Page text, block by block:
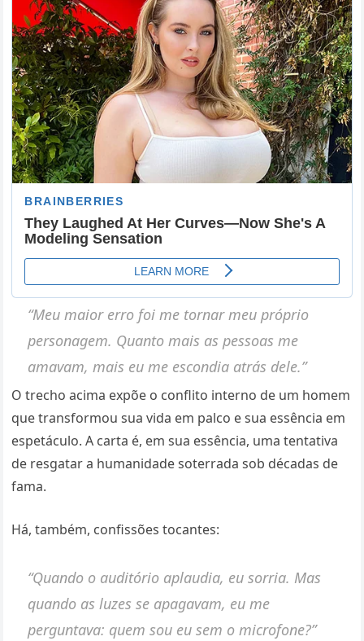
“Meu maior erro foi me tornar meu próprio
personagem. Quanto mais as pessoas me
amavam, mais eu me escondia atrás dele.”
O trecho acima expõe o conflito interno de um homem
que transformou sua vida em palco e sua essência em
espetáculo. A carta é, em sua essência, uma tentativa
de resgatar a humanidade soterrada sob décadas de
fama.
Há, também, confissões tocantes:
“Quando o auditório aplaudia, eu sorria. Mas
quando as luzes se apagavam, eu me
perguntava: quem sou eu sem o microfone?”